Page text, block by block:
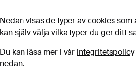
Företagskund?
Nedan visas de typer av cookies
kan själv välja vilka typer du ger ditt
Du kan läsa mer i vår integritetspolicy
nedan.